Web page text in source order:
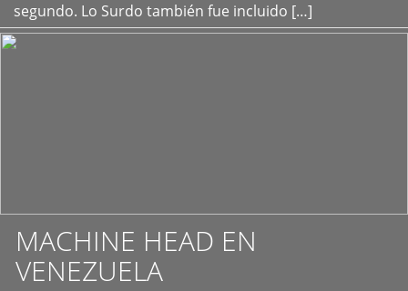
segundo. Lo Surdo también fue incluido […]
MACHINE HEAD EN
VENEZUELA